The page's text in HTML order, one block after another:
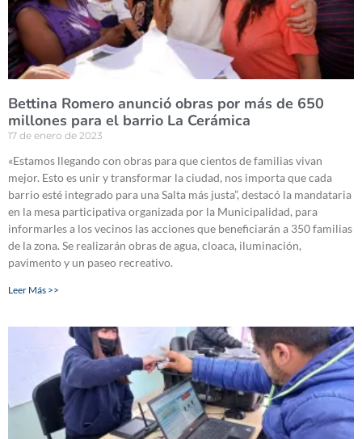
Bettina Romero anunció obras por más de 650
millones para el barrio La Cerámica
17 de enero de 2023
«Estamos llegando con obras para que cientos de familias vivan
mejor. Esto es unir y transformar la ciudad, nos importa que cada
barrio esté integrado para una Salta más justa”, destacó la mandataria
en la mesa participativa organizada por la Municipalidad, para
informarles a los vecinos las acciones que beneficiarán a 350 familias
de la zona. Se realizarán obras de agua, cloaca, iluminación,
pavimento y un paseo recreativo.
Leer Más >>